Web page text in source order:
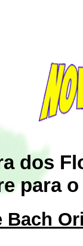
dos
para
Bach